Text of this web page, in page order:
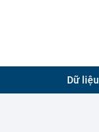
Dữ liệu